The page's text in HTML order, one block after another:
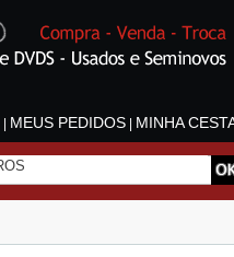
MEUS PEDIDOS MINHA